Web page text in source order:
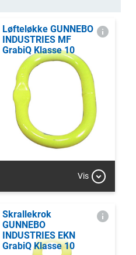
Løfteløkke GUNNEBO
INDUSTRIES MF
GrabiQ Klasse 10
Vis
Skrallekrok
GUNNEBO
INDUSTRIES EKN
GrabiQ Klasse 10